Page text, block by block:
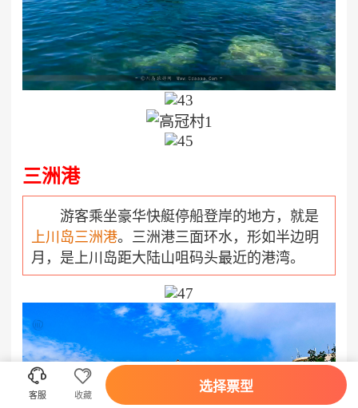
三洲港
游客乘坐豪华快艇停船登岸的地方，就是
上川岛三洲港。三洲港三面环水，形如半边明
月，是上川岛距大陆山咀码头最近的港湾。

客服

收藏
选择票型